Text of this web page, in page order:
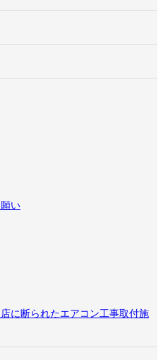
い
に断られたエアコン工事取付施